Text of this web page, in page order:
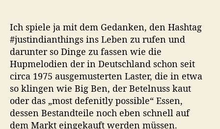
Ich spiele ja mit dem Gedanken, den Hashtag
#justindianthings ins Leben zu rufen und
darunter so Dinge zu fassen wie die
Hupmelodien der in Deutschland schon seit
circa 1975 ausgemusterten Laster, die in etwa
so klingen wie Big Ben, der Betelnuss kaut
oder das „most defenitly possible“ Essen,
dessen Bestandteile noch eben schnell auf
dem Markt eingekauft werden müssen.